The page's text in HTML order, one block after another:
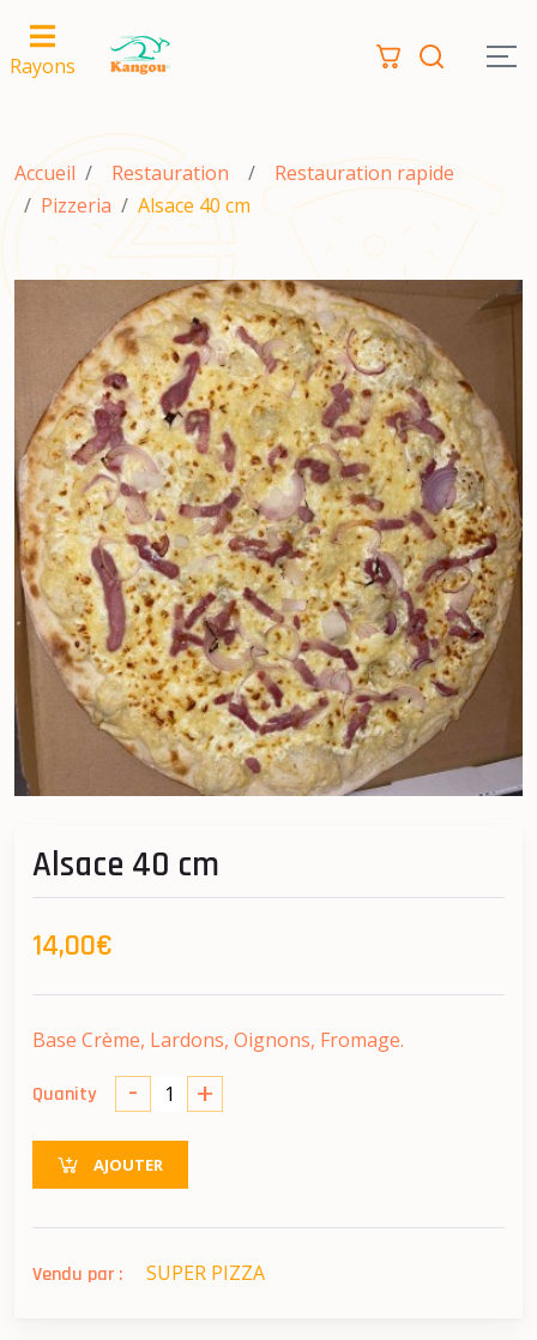
Rayons
Accueil Restauration
Restauration rapide
Pizzeria
Alsace 40 cm
Alsace 40 cm
14,00€
Base Crème, Lardons, Oignons, Fromage.
Quanity - +
AJOUTER
Vendu par : SUPER PIZZA